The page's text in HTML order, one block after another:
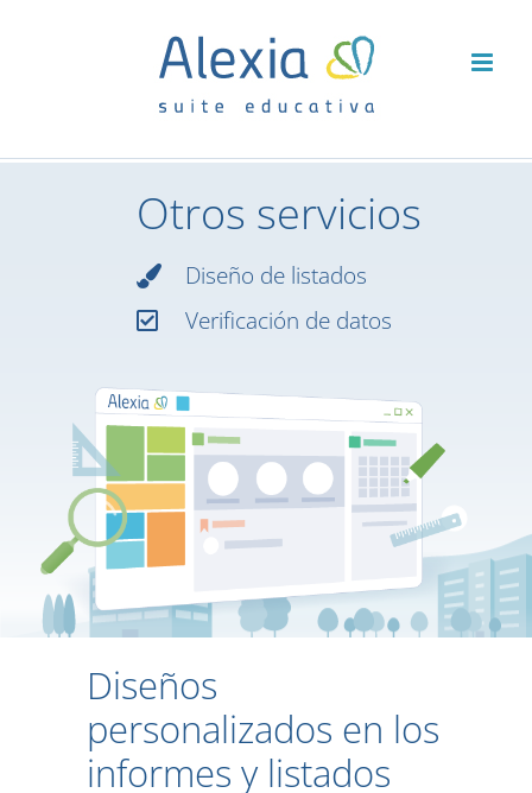
Otros servicios
Diseño de listados
Verificación de datos
Diseños
personalizados en los
informes y listados